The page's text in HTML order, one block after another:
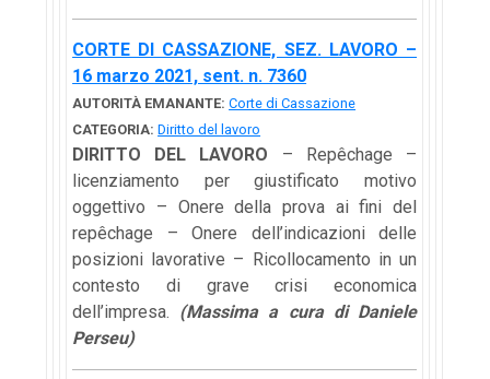
CORTE DI CASSAZIONE, SEZ. LAVORO –
16 marzo 2021, sent. n. 7360
AUTORITÀ EMANANTE: Corte di Cassazione
CATEGORIA: Diritto del lavoro
DIRITTO DEL LAVORO – Repêchage –
licenziamento per giustificato motivo
oggettivo – Onere della prova ai fini del
repêchage – Onere dell’indicazioni delle
posizioni lavorative – Ricollocamento in un
contesto di grave crisi economica
dell’impresa. (Massima a cura di Daniele
Perseu)